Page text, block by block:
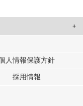
せたコンテンツや広告の
供しています。
に提供した他の情報や、
収集した他の情報を組み
人情報保護方針
採用情報